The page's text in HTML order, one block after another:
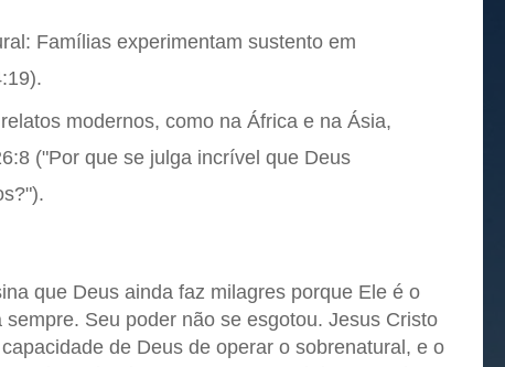
Famílias experimentam sustento em
modernos, como na África e na Ásia,
("Por que se julga incrível que Deus
que Deus ainda faz milagres porque Ele é o
Seu poder não se esgotou. Jesus Cristo
de Deus de operar o sobrenatural, e o